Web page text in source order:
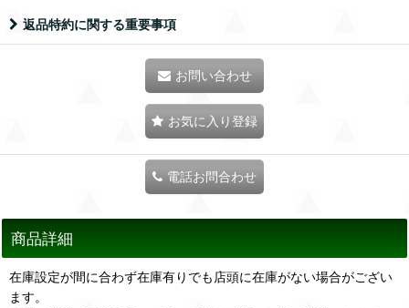
返品特約に関する重要事項
お問い合わせ
お気に入り登録
電話お問合わせ
商品詳細
在庫設定が間に合わず在庫有りでも店頭に在庫がない場合がござい
ます。